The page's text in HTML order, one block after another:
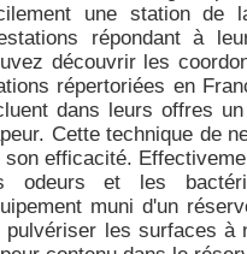
une station de
répondant à
découvrir les
répertoriées en
dans leurs offres
Cette technique de
son efficacité.
odeurs et les
muni d'un
pulvériser les surfaces à